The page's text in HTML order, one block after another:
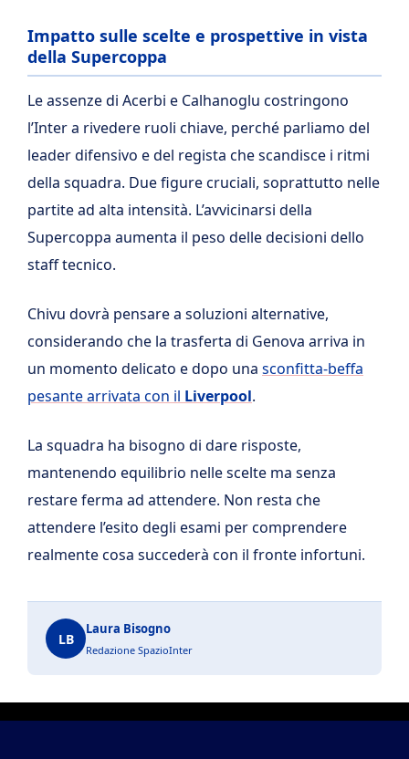
Impatto sulle scelte e prospettive in vista
della Supercoppa
Le assenze di Acerbi e Calhanoglu costringono
l’Inter a rivedere ruoli chiave, perché parliamo del
leader difensivo e del regista che scandisce i ritmi
della squadra. Due figure cruciali, soprattutto nelle
partite ad alta intensità. L’avvicinarsi della
Supercoppa aumenta il peso delle decisioni dello
staff tecnico.
Chivu dovrà pensare a soluzioni alternative,
considerando che la trasferta di Genova arriva in
un momento delicato e dopo una sconfitta-beffa
pesante arrivata con il Liverpool.
La squadra ha bisogno di dare risposte,
mantenendo equilibrio nelle scelte ma senza
restare ferma ad attendere. Non resta che
attendere l’esito degli esami per comprendere
realmente cosa succederà con il fronte infortuni.
LB
Laura Bisogno
Redazione SpazioInter